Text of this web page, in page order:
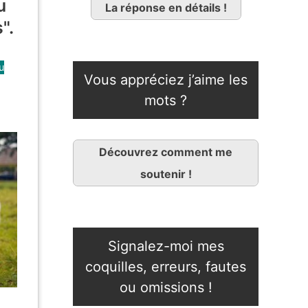
La réponse en détails !
Vous appréciez j’aime les
mots ?
Découvrez comment me
soutenir !
Signalez-moi mes
coquilles, erreurs, fautes
ou omissions !